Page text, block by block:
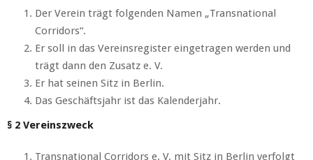
Nous promouvons la mobilité sociale de jeunes talents dans le
monde.Der Verein trägt folgenden Namen „Transnational
Corridors“.
Er soll in das Vereinsregister eingetragen werden und
trägt dann den Zusatz e. V.
Er hat seinen Sitz in Berlin.
Das Geschäftsjahr ist das Kalenderjahr.
§ 2 Vereinszweck
Transnational Corridors e. V. mit Sitz in Berlin verfolgt